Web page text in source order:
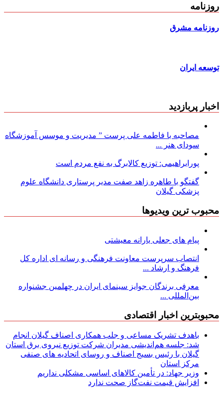
روزنامه
روزنامه مشرق
توسعه ایران
اخبار پربازدید
مصاحبه با فاطمه علی پرست ” مدیریت و موسس آموزشگاه
سودای هنر ...
پورابراهیمی: توزیع کالابرگ به نفع مردم است
گفتگو با طاهره زاهد صفت مدیر پرستاری دانشگاه علوم
پزشکی گیلان
محبوب ترین ویدیوها
پیام های جعلی یارانه معیشتی
انتصاب سرپرست معاونت فرهنگی و رسانه ای اداره کل
فرهنگ و ارشاد ...
معرفی برندگان جوایز سینمای ایران در چهلمین جشنواره
بین‌المللی ...
محبوبترین اخبار اقتصادی
باهدف تشریک مساعی و جلب همکاری اصناف گیلان انجام
شد: جلسه هم‌اندیشی مدیران شركت توزیع نیروی برق استان
گیلان با رئیس بسیج اصناف و روسای اتحادیه های صنفی
مركز استان
وزیر جهاد: در تأمین کالاهای اساسی مشکلی نداریم
افزایش قیمت نفت‌گاز صحت ندارد